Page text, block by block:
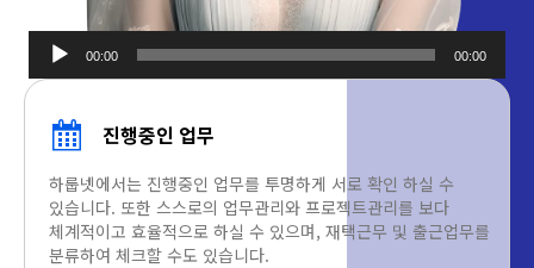
오디오
00:00 00:00
진행중인 업무
하룹넷에서는 진행중인 업무를 투명하게 서로 확인 하실 수
있습니다. 또한 스스로의 업무관리와 프로젝트관리를 보다
체계적이고 효율적으로 하실 수 있으며, 재택근무 및 출근업무를
분류하여 체크할 수도 있습니다.